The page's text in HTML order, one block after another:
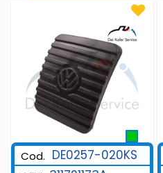
Cod. DE0257-020KS